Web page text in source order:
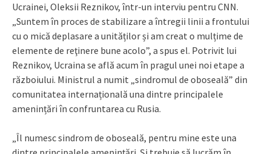
Ucrainei, Oleksii Reznikov, într-un interviu pentru CNN.
„Suntem în proces de stabilizare a întregii linii a frontului
cu o mică deplasare a unităților și am creat o mulțime de
elemente de reţinere bune acolo”, a spus el. Potrivit lui
Reznikov, Ucraina se află acum în pragul unei noi etape a
războiului. Ministrul a numit „sindromul de oboseală” din
comunitatea internațională una dintre principalele
amenințări în confruntarea cu Rusia.
„Îl numesc sindrom de oboseală, pentru mine este una